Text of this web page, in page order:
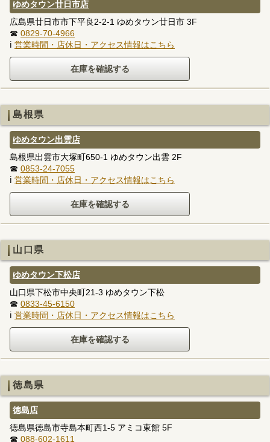
ゆめタウン廿日市店
広島県廿日市市下平良2-2-1 ゆめタウン廿日市 3F
☎ 0829-70-4966
ℹ 営業時間・店休日・アクセス情報はこちら
島根県
ゆめタウン出雲店
島根県出雲市大塚町650-1 ゆめタウン出雲 2F
☎ 0853-24-7055
ℹ 営業時間・店休日・アクセス情報はこちら
山口県
ゆめタウン下松店
山口県下松市中央町21-3 ゆめタウン下松
☎ 0833-45-6150
ℹ 営業時間・店休日・アクセス情報はこちら
徳島県
徳島店
徳島県徳島市寺島本町西1-5 アミコ東館 5F
☎ 088-602-1611